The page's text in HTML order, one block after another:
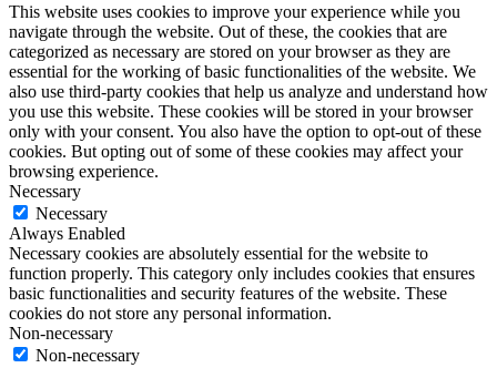
This website uses cookies to improve your experience while you
navigate through the website. Out of these, the cookies that are
categorized as necessary are stored on your browser as they are
essential for the working of basic functionalities of the website. We
also use third-party cookies that help us analyze and understand how
you use this website. These cookies will be stored in your browser
only with your consent. You also have the option to opt-out of these
cookies. But opting out of some of these cookies may affect your
browsing experience.
Necessary
Necessary
Always Enabled
Necessary cookies are absolutely essential for the website to
function properly. This category only includes cookies that ensures
basic functionalities and security features of the website. These
cookies do not store any personal information.
Non-necessary
Non-necessary